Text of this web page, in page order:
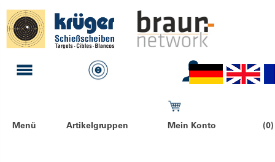
Menü Artikelgruppen Mein Konto